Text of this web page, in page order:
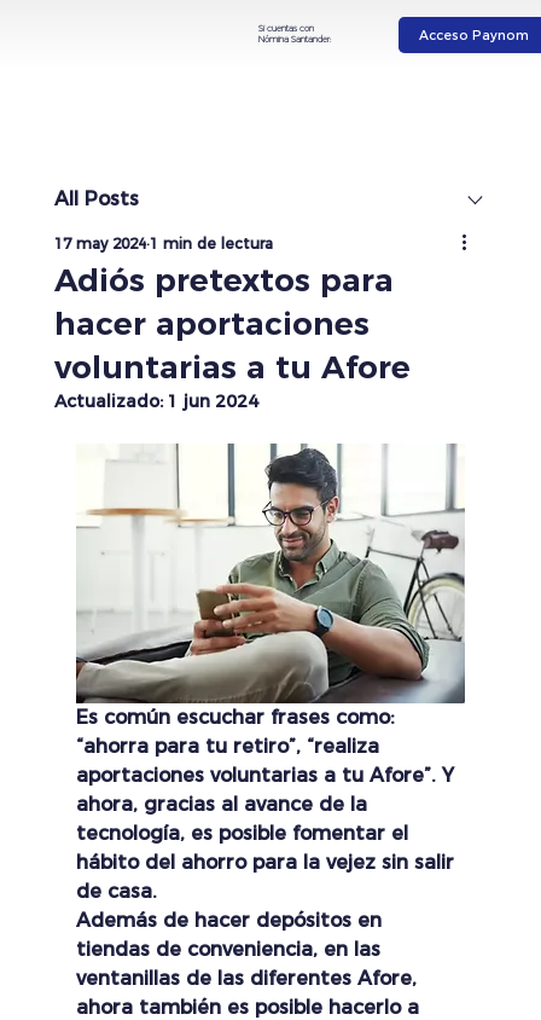
Acceso Paynom
Si cuentas con
Nómina Santander:
All Posts
Adiós pretextos para
hacer aportaciones
voluntarias a tu Afore
17 may 2024 1 min de lectura
Actualizado: 1 jun 2024
Es común escuchar frases como:
“ahorra para tu retiro”, “realiza
aportaciones voluntarias a tu Afore”. Y
ahora, gracias al avance de la
tecnología, es posible fomentar el
hábito del ahorro para la vejez sin salir
de casa.
Además de hacer depósitos en
tiendas de conveniencia, en las
ventanillas de las diferentes Afore,
ahora también es posible hacerlo a